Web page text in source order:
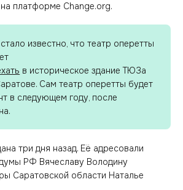
платформе Change.org.
известно, что театр оперетты
в историческое здание ТЮЗа
Сам театр оперетты будет
в следующем году, после
три дня назад. Её адресовали
РФ Вячеславу Володину
Саратовской области Наталье